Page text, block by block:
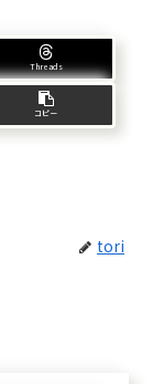
Threads
コピー
tori